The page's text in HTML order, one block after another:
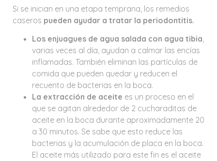
Si se inician en una etapa temprana, los remedios
caseros pueden ayudar a tratar la periodontitis.
Los enjuagues de agua salada con agua tibia,
varias veces al día, ayudan a calmar las encías
inflamadas. También eliminan las partículas de
comida que pueden quedar y reducen el
recuento de bacterias en la boca.
La extracción de aceite es un proceso en el
que se agitan alrededor de 2 cucharaditas de
aceite en la boca durante aproximadamente 20
a 30 minutos. Se sabe que esto reduce las
bacterias y la acumulación de placa en la boca.
El aceite más utilizado para este fin es el aceite